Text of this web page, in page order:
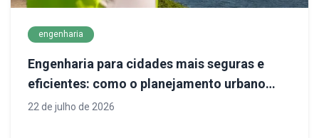
engenharia
Engenharia para cidades mais seguras e
eficientes: como o planejamento urbano
define o futuro da infraestrutura
22 de julho de 2026